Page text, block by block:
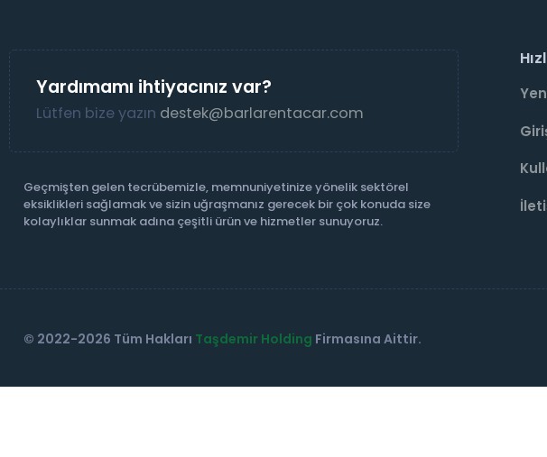
Yardımamı ihtiyacınız var?
Lütfen bize yazın destek@barlarentacar.com
Geçmişten gelen tecrübemizle, memnuniyetinize yönelik sektörel
eksiklikleri sağlamak ve sizin uğraşmanız gerecek bir çok konuda size
kolaylıklar sunmak adına çeşitli ürün ve hizmetler sunuyoruz.
© 2022-2026 Tüm Hakları Taşdemir Holding Firmasına Aittir.